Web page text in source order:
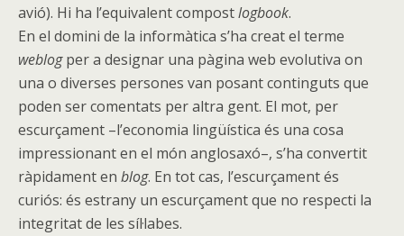
avió). Hi ha l’equivalent compostlogbook.
En el domini de la informàtica s’ha creat el terme
weblogper a designar una pàgina web evolutiva on
una o diverses persones van posant continguts que
poden ser comentats per altra gent. El mot, per
escurçament –l’economia lingüística és una cosa
impressionant en el món anglosaxó–, s’ha convertit
ràpidament en blog. En tot cas, l’escurçament és
curiós: és estrany un escurçament que no respecti la
integritat de les síl·labes.